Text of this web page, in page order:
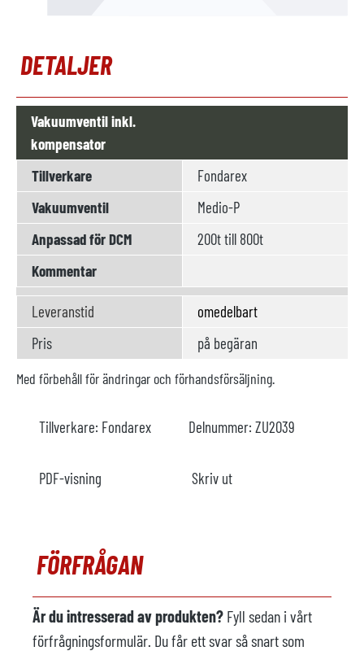
DETALJER
Vakuumventil inkl.
kompensator
Tillverkare
Fondarex
Vakuumventil
Medio-P
Anpassad för DCM
200t till 800t
Kommentar
Leveranstid
omedelbart
Pris
på begäran
Med förbehåll för ändringar och förhandsförsäljning.
Tillverkare: Fondarex Delnummer: ZU2039
PDF-visning Skriv ut
FÖRFRÅGAN
Är du intresserad av produkten? Fyll sedan i vårt
förfrågningsformulär. Du får ett svar så snart som